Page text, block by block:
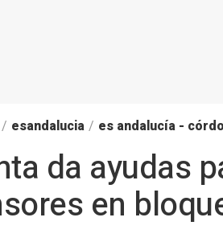
/ esandalucia / es andalucía -
da ayudas
en